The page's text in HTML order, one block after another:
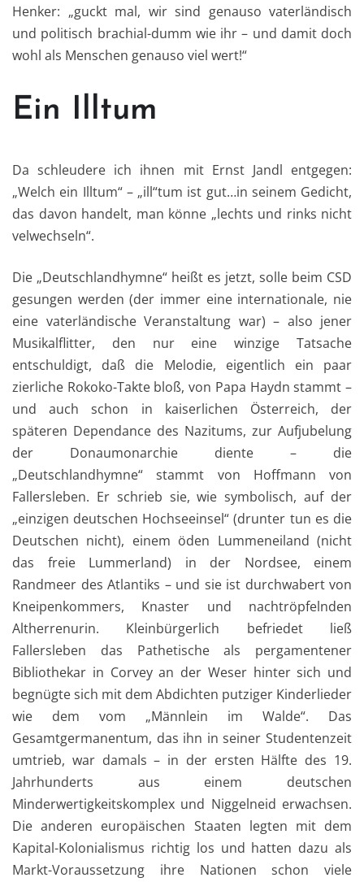
Henker: „guckt mal, wir sind genauso vaterländisch
und politisch brachial-dumm wie ihr – und damit doch
wohl als Menschen genauso viel wert!“
Ein Illtum
Da schleudere ich ihnen mit Ernst Jandl entgegen:
„Welch ein Illtum“ – „ill“tum ist gut…in seinem Gedicht,
das davon handelt, man könne „lechts und rinks nicht
velwechseln“.
Die „Deutschlandhymne“ heißt es jetzt, solle beim CSD
gesungen werden (der immer eine internationale, nie
eine vaterländische Veranstaltung war) – also jener
Musikalflitter, den nur eine winzige Tatsache
entschuldigt, daß die Melodie, eigentlich ein paar
zierliche Rokoko-Takte bloß, von Papa Haydn stammt –
und auch schon in kaiserlichen Österreich, der
späteren Dependance des Nazitums, zur Aufjubelung
der Donaumonarchie diente – die
„Deutschlandhymne“ stammt von Hoffmann von
Fallersleben. Er schrieb sie, wie symbolisch, auf der
„einzigen deutschen Hochseeinsel“ (drunter tun es die
Deutschen nicht), einem öden Lummeneiland (nicht
das freie Lummerland) in der Nordsee, einem
Randmeer des Atlantiks – und sie ist durchwabert von
Kneipenkommers, Knaster und nachtröpfelnden
Altherrenurin. Kleinbürgerlich befriedet ließ
Fallersleben das Pathetische als pergamentener
Bibliothekar in Corvey an der Weser hinter sich und
begnügte sich mit dem Abdichten putziger Kinderlieder
wie dem vom „Männlein im Walde“. Das
Gesamtgermanentum, das ihn in seiner Studentenzeit
umtrieb, war damals – in der ersten Hälfte des 19.
Jahrhunderts aus einem deutschen
Minderwertigkeitskomplex und Niggelneid erwachsen.
Die anderen europäischen Staaten legten mit dem
Kapital-Kolonialismus richtig los und hatten dazu als
Markt-Voraussetzung ihre Nationen schon viele